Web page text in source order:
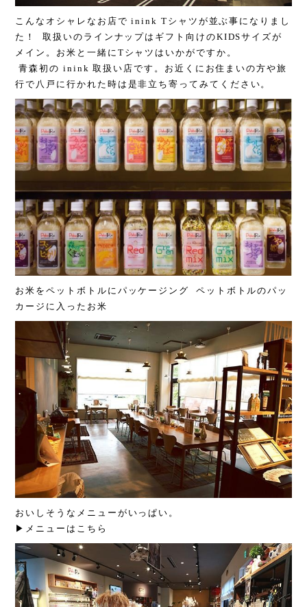
こんなオシャレなお店で inink Tシャツが並ぶ事になりまし
た！ 取扱いのラインナップはギフト向けのKIDSサイズが
メイン。お米と一緒にTシャツはいかがですか。
青森初の inink 取扱い店です。お近くにお住まいの方や旅
行で八戸に行かれた時は是非立ち寄ってみてください。
お米をペットボトルにパッケージング ペットボトルのパッ
カージに入ったお米
おいしそうなメニューがいっぱい。
▶︎メニューはこちら